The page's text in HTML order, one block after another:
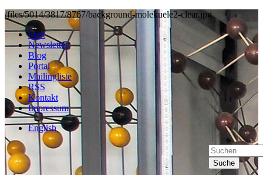
/files/5014/3817/8767/background-molekuele2-clear.jpg
Start
Newsletter
Blog
Portal
Mailingliste
RSS
Kontakt
Impressum
English
Suche